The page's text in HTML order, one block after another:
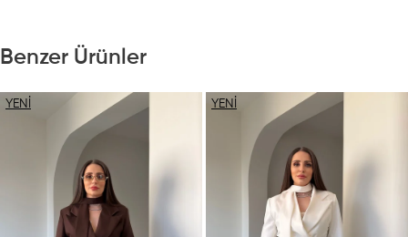
Benzer Ürünler
YENI
YENI